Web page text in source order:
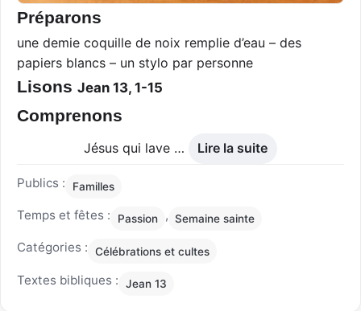
Préparons
une demie coquille de noix remplie d’eau – des
papiers blancs – un stylo par personne
Lisons Jean 13, 1-15
Comprenons
Jésus qui lave … Lire la suite
Publics : Familles
Temps et fêtes : Passion , Semaine sainte
Catégories : Célébrations et cultes
Textes bibliques : Jean 13